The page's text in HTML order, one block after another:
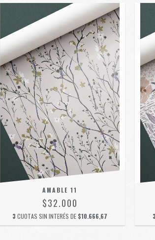
AMABLE 11
$32.000
3 CUOTAS SIN INTERÉS DE $10.666,67 3